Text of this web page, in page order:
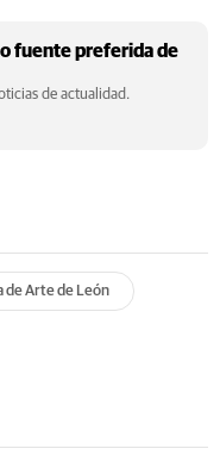
fuente preferida de
de actualidad.
de Arte de León